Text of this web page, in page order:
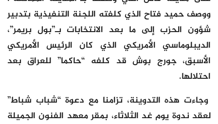
ووصف حميد فتاح الذي كلفته اللجنة التنفيذية بتدبير
شؤون الحزب إلى ما بعد الانتخابات بـ”بول بريمر”،
الديبلوماسي الأمريكي الذي كان الرئيس الأمريكي
الأسبق، جورج بوش قد كلفه “حاكما” للعراق بعد
احتلالها.
وجاءت هذه التدوينة، تزامنا مع دعوة “شباب شباط”
لعقد ندوة يوم غد الثلاثاء، بمقر معهد الفنون الجميلة